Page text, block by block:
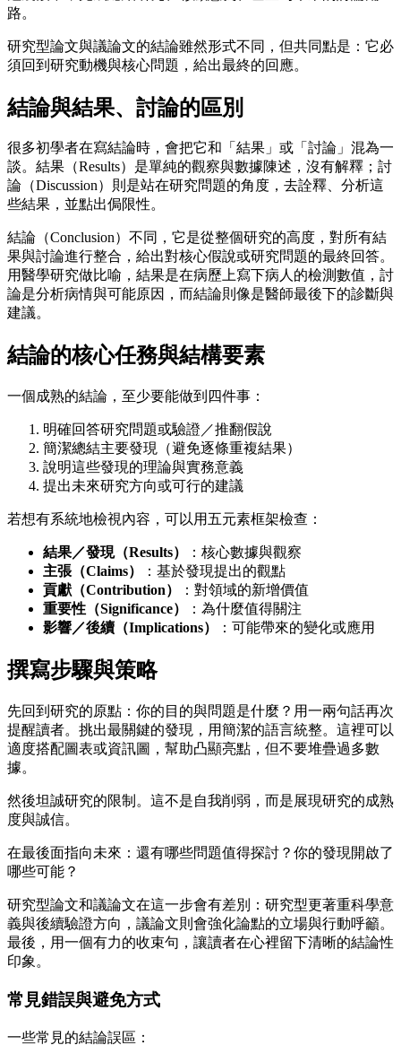
路。
研究型論文與議論文的結論雖然形式不同，但共同點是：它必
須回到研究動機與核心問題，給出最終的回應。
結論與結果、討論的區別
很多初學者在寫結論時，會把它和「結果」或「討論」混為一
談。結果（Results）是單純的觀察與數據陳述，沒有解釋；討
論（Discussion）則是站在研究問題的角度，去詮釋、分析這
些結果，並點出侷限性。
結論（Conclusion）不同，它是從整個研究的高度，對所有結
果與討論進行整合，給出對核心假說或研究問題的最終回答。
用醫學研究做比喻，結果是在病歷上寫下病人的檢測數值，討
論是分析病情與可能原因，而結論則像是醫師最後下的診斷與
建議。
結論的核心任務與結構要素
一個成熟的結論，至少要能做到四件事：
明確回答研究問題或驗證／推翻假說
簡潔總結主要發現（避免逐條重複結果）
說明這些發現的理論與實務意義
提出未來研究方向或可行的建議
若想有系統地檢視內容，可以用五元素框架檢查：
結果／發現（Results）
：核心數據與觀察
主張（Claims）
：基於發現提出的觀點
貢獻（Contribution）
：對領域的新增價值
重要性（Significance）
：為什麼值得關注
影響／後續（Implications）
：可能帶來的變化或應用
撰寫步驟與策略
先回到研究的原點：你的目的與問題是什麼？用一兩句話再次
提醒讀者。挑出最關鍵的發現，用簡潔的語言統整。這裡可以
適度搭配圖表或資訊圖，幫助凸顯亮點，但不要堆疊過多數
據。
然後坦誠研究的限制。這不是自我削弱，而是展現研究的成熟
度與誠信。
在最後面指向未來：還有哪些問題值得探討？你的發現開啟了
哪些可能？
研究型論文和議論文在這一步會有差別：研究型更著重科學意
義與後續驗證方向，議論文則會強化論點的立場與行動呼籲。
最後，用一個有力的收束句，讓讀者在心裡留下清晰的結論性
印象。
常見錯誤與避免方式
一些常見的結論誤區：